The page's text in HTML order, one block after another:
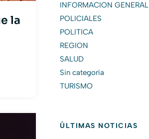
la
INFORMACION GENERAL
POLICIALES
POLITICA
REGION
SALUD
Sin categoría
TURISMO
ÚLTIMAS NOTICIAS